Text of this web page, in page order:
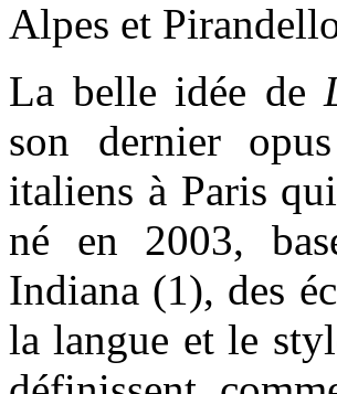
Alpes et
La belle idée de
son dernier
italiens à Paris
né en 2003,
Indiana (1), des
la langue et le